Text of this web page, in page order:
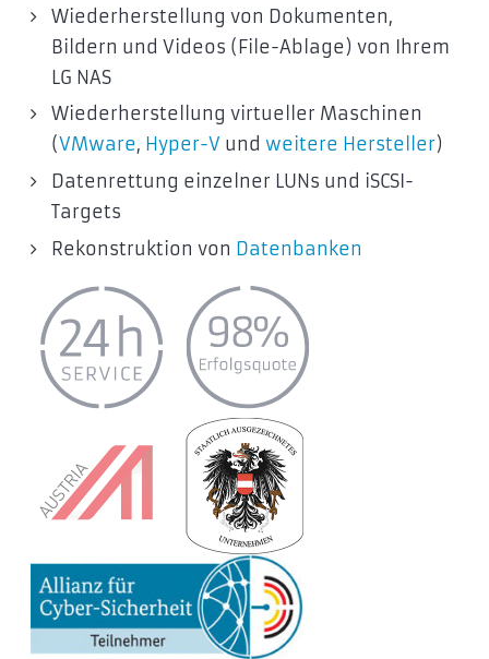
Wiederherstellung von Dokumenten,
Bildern und Videos (File-Ablage) von Ihrem
LG NAS
Wiederherstellung virtueller Maschinen
(VMware, Hyper-V undweitere Hersteller)
Datenrettung einzelner LUNs und iSCSI-
Targets
Rekonstruktion von Datenbanken